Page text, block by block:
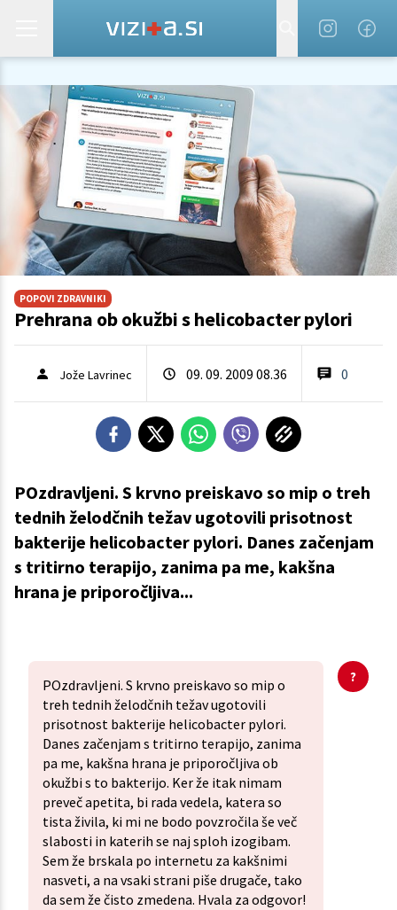
POPOVI ZDRAVNIKI
Prehrana ob okužbi s helicobacter pylori
Jože Lavrinec 09. 09. 2009 08.36 0
POzdravljeni. S krvno preiskavo so mip o treh
tednih želodčnih težav ugotovili prisotnost
bakterije helicobacter pylori. Danes začenjam
s tritirno terapijo, zanima pa me, kakšna
hrana je priporočljiva...
POzdravljeni. S krvno preiskavo so mip o
treh tednih želodčnih težav ugotovili
prisotnost bakterije helicobacter pylori.
Danes začenjam s tritirno terapijo, zanima
pa me, kakšna hrana je priporočljiva ob
okužbi s to bakterijo. Ker že itak nimam
preveč apetita, bi rada vedela, katera so
tista živila, ki mi ne bodo povzročila še več
slabosti in katerih se naj sploh izogibam.
Sem že brskala po internetu za kakšnimi
nasveti, a na vsaki strani piše drugače, tako
da sem že čisto zmedena. Hvala za odgovor!